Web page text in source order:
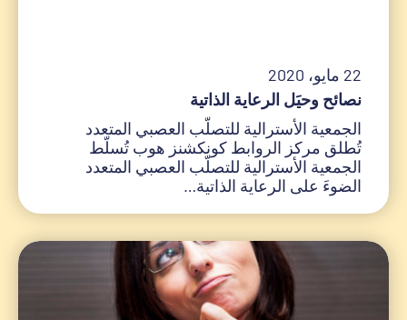
نصائح وحيَل الرعاية الذاتية
22 مايو، 2020
الجمعية الأسترالية للتصلّب العصبي المتعدد
تُطلق مركز الروابط كونكشنز هوب تُسلّط
الجمعية الأسترالية للتصلّب العصبي المتعدد
الضوءَ على الرعاية الذاتية…